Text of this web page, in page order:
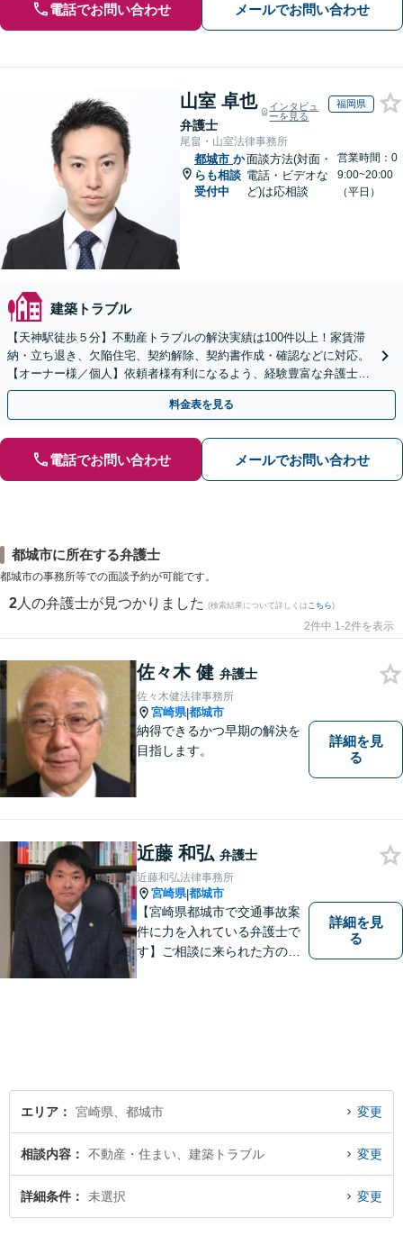
電話でお問い合わせ メールでお問い合わせ
山室 卓也
弁護士
インタビュ
ーを見る
福岡県
尾畠・山室法律事務所
都城市 か
らも相談
受付中
面談方法(対面・
電話・ビデオな
ど)は応相談
営業時間：0
9:00~20:00
（平日）
建築トラブル
【天神駅徒歩５分】不動産トラブルの解決実績は100件以上！家賃滞
納・立ち退き、欠陥住宅、契約解除、契約書作成・確認などに対応。
【オーナー様／個人】依頼者様有利になるよう、経験豊富な弁護士が
交渉いたします。まずは電話相談からお越しください
料金表を見る
電話でお問い合わせ メールでお問い合わせ
都城市に所在する弁護士
都城市の事務所等での面談予約が可能です。
2 人の弁護士が見つかりました (検索結果について詳しくは こちら)
2件中 1-2件を表示
佐々木 健 弁護士
佐々木健法律事務所
宮崎県|都城市
納得できるかつ早期の解決を
目指します。
詳細を見
る
近藤 和弘 弁護士
近藤和弘法律事務所
宮崎県|都城市
【宮崎県都城市で交通事故案
件に力を入れている弁護士で
す】ご相談に来られた方の話
ださい。
詳細を見
る
エリア 宮崎県、都城市 変更
相談内容 不動産・住まい、建築トラブル 変更
詳細条件 未選択 変更